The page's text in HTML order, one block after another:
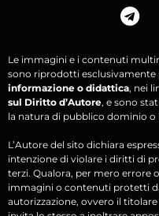
Le immagini e i contenuti
sono riprodotti esclusivamente
informazione o didattica, nei
sul Diritto d’Autore, e sono
la natura di pubblico dominio o
L’Autore del sito dichiara
intenzione di violare i diritti di
terzi. Qualora, per mero errore
immagini o contenuti protetti
autorizzazione, ovvero il